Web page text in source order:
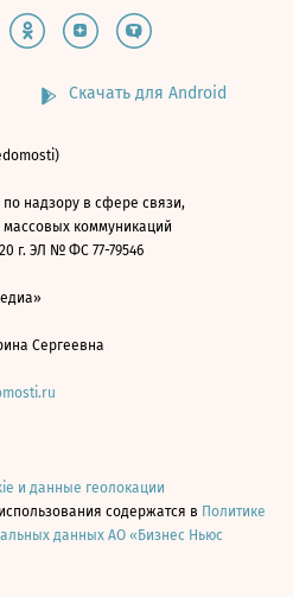
Скачать для Android
надзору в сфере связи,
коммуникаций
г. ЭЛ № ФС 77-79546
Сергеевна
и данные геолокации
содержатся в Политике
данных АО «Бизнес Ньюс